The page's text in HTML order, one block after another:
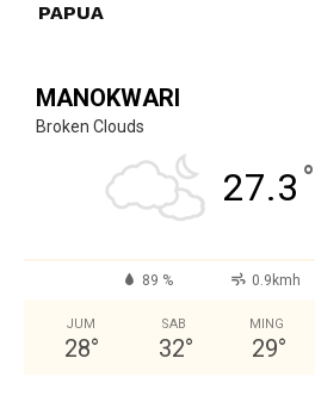
PAPUA
MANOKWARI
Broken Clouds
27.3 °
89 % 0.9kmh
JUM
28°
SAB
32°
MING
29°